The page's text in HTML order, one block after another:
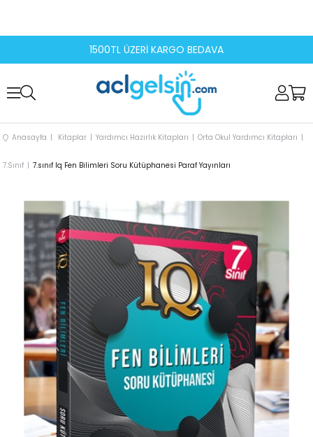
1500TL ÜZERİ KARGO BEDAVA
Anasayfa Kitaplar Yardımcı Hazırlık Kitapları Orta Okul Yardımcı Kitapları
7.Sınıf 7.sınıf Iq Fen Bilimleri Soru Kütüphanesi Paraf Yayınları